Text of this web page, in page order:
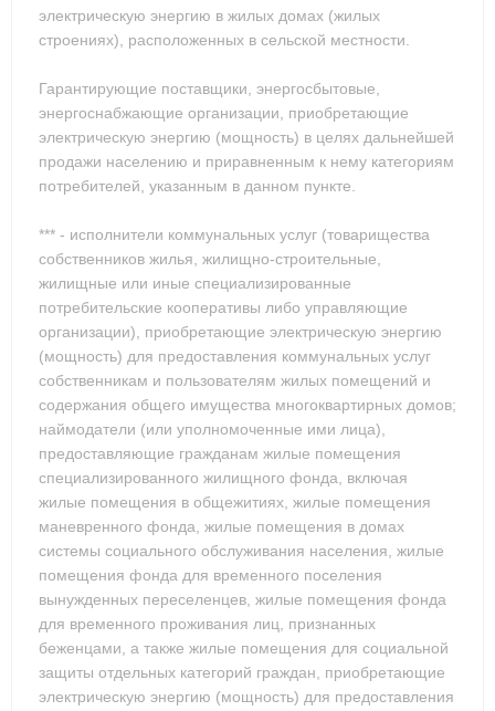
электрическую энергию в жилых домах (жилых
строениях), расположенных в сельской местности.
Гарантирующие поставщики, энергосбытовые,
энергоснабжающие организации, приобретающие
электрическую энергию (мощность) в целях дальнейшей
продажи населению и приравненным к нему категориям
потребителей, указанным в данном пункте.
*** - исполнители коммунальных услуг (товарищества
собственников жилья, жилищно-строительные,
жилищные или иные специализированные
потребительские кооперативы либо управляющие
организации), приобретающие электрическую энергию
(мощность) для предоставления коммунальных услуг
собственникам и пользователям жилых помещений и
содержания общего имущества многоквартирных домов;
наймодатели (или уполномоченные ими лица),
предоставляющие гражданам жилые помещения
специализированного жилищного фонда, включая
жилые помещения в общежитиях, жилые помещения
маневренного фонда, жилые помещения в домах
системы социального обслуживания населения, жилые
помещения фонда для временного поселения
вынужденных переселенцев, жилые помещения фонда
для временного проживания лиц, признанных
беженцами, а также жилые помещения для социальной
защиты отдельных категорий граждан, приобретающие
электрическую энергию (мощность) для предоставления